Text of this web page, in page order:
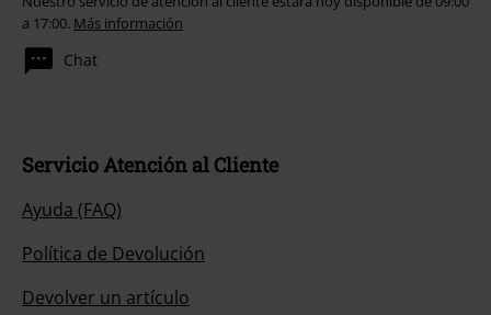
a 17:00. Más información
Chat
Servicio Atención al Cliente
Ayuda (FAQ)
Política de Devolución
Devolver un artículo